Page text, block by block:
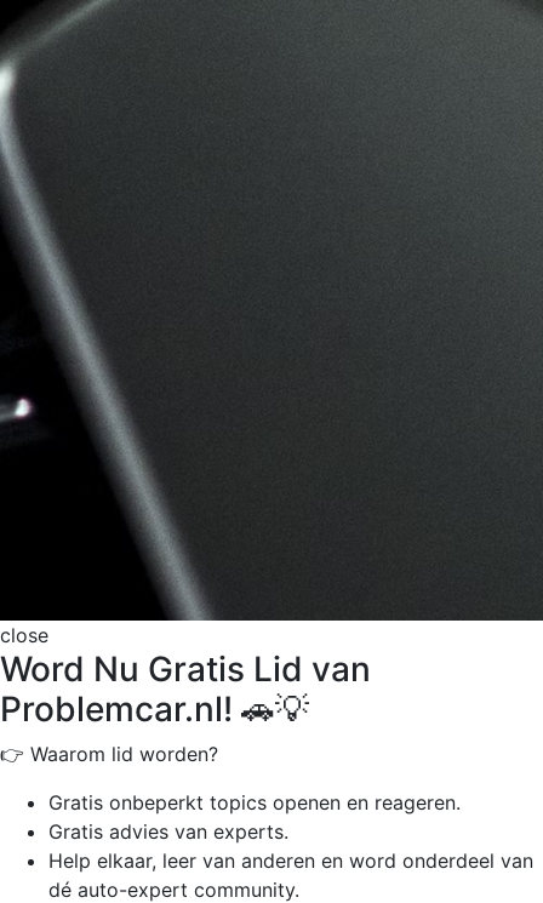
close
Word Nu Gratis Lid van
Problemcar.nl! 🚗💡
👉 Waarom lid worden?
Gratis onbeperkt topics openen en reageren.
Gratis advies van experts.
Help elkaar, leer van anderen en word onderdeel van
dé auto-expert community.